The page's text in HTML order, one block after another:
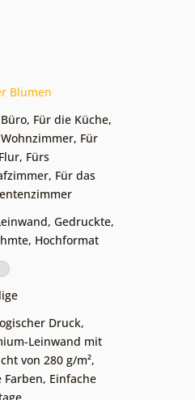
Blumen
, Für die Küche,
, Für
, Fürs
, Für das
, Gedruckte,
, Hochformat
Druck,
Leinwand mit
von 280 g/m²,
Farben, Einfache